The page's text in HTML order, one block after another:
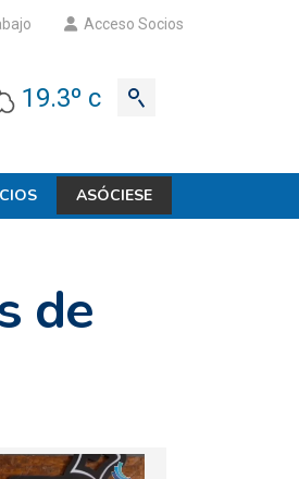
Acceso Socios
19.3º c
ASÓCIESE
de